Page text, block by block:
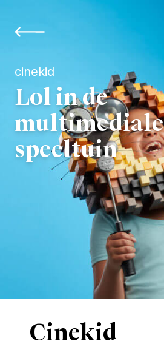
cinekid
Lol in de
multimediale
speeltuin
Cinekid